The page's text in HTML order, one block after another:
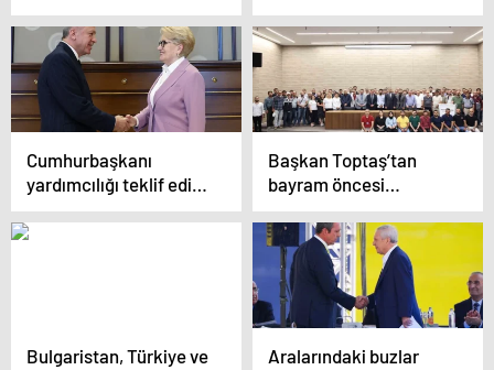
hazmedemediler”
sözlerine sert yanıt
ziyareti hazmedemedi,
kibarlıktan anlamadılar
Cumhurbaşkanı
yardımcılığı teklif edildi
mi? Erdoğan’la
görüşen Akşener’de 2
Başkan Toptaş’tan
bayram öncesi
belediye personeline
zam müjdesi! En düşük
maaş 28 bin TL oldu
Bulgaristan, Türkiye ve
Aralarındaki buzlar